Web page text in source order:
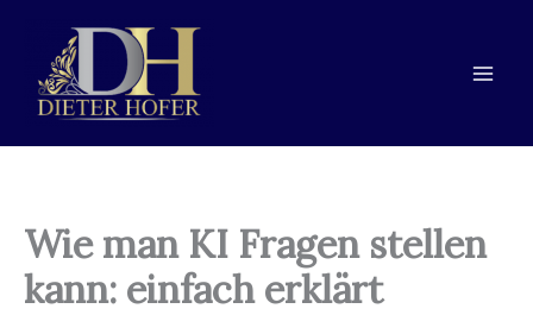
springen
Navigation
springen
springen
Wie man KI Fragen stellen
kann: einfach erklärt